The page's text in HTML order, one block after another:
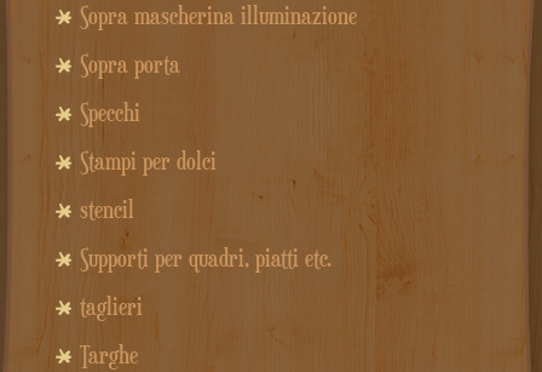
Sopra mascherina illuminazione
Sopra porta
Specchi
Stampi per dolci
stencil
Supporti per quadri, piatti etc.
taglieri
Targhe